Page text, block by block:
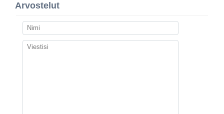
Arvostelut